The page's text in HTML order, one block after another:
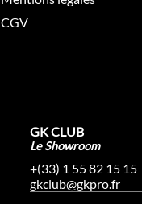
CGV
GK CLUB
Le Showroom
+(33) 1 55 82 15 15
gkclub@gkpro.fr